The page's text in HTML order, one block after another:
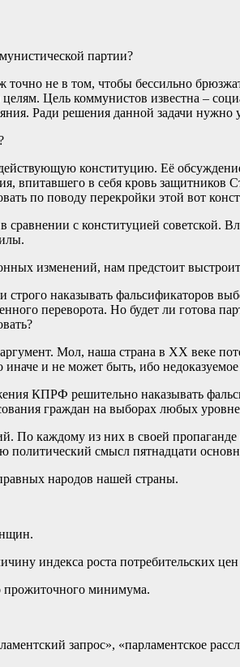
партии?
точно не в том, чтобы бессильно
Цель коммунистов известна –
Ради решения данной задачи нужно
конституцию. Её
впитавшего в себя кровь
по поводу перекройки этой вот
с конституцией советской.
изменений, нам предстоит
наказывать фальсификаторов
переворота. Но будет ли готова
Мол, наша страна в ХХ веке
и не может быть, ибо недоказуемое
КПРФ решительно наказывать
граждан на выборах любых
По каждому из них в своей
политический смысл пятнадцати
народов нашей страны.
индекса роста потребительских
прожиточного минимума.
запрос», «парламентское